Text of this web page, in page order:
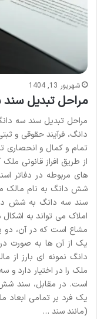
شهریور 13, 1404
مراحل تبدیل
مراحل تبدیل سند سه
دانگ، فرآیند حقوقی و
تمام و کمال و انحصاری
از طریق افراز قانونی
های مربوطه در دفاتر
شش دانگ به نام مالک
سند سه دانگ به شش
املاک می تواند به
مشاع است که در آن،
یک از آن ها به صورت
دانگ نمونه ای بارز از
ملک را در اختیار دارد
است. در مقابل، سند
یک فرد بر تمامی
(مانند سند …